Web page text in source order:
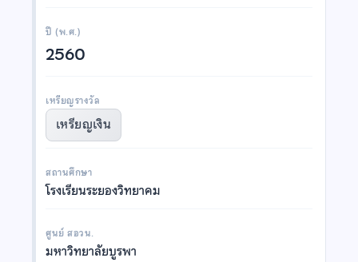
ปี (พ.ศ.)
2560
เหรียญรางวัล
เหรียญเงิน
สถานศึกษา
โรงเรียนระยองวิทยาคม
ศูนย์ สอวน.
มหาวิทยาลัยบูรพา